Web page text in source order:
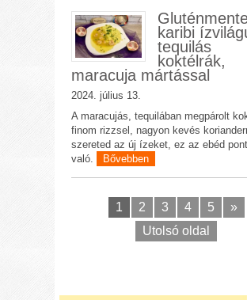
karibi
tequilás
koktélrák,
maracuja mártással
2024. július 13.
A maracujás, tequilában megpárolt
finom rizzsel, nagyon kevés
szereted az új ízeket, ez az ebéd
való.
Bővebben
1 2 3 4 5
»
Utolsó oldal